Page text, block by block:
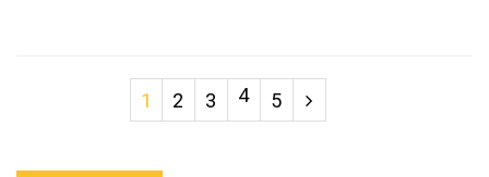
1 2 3 4 5